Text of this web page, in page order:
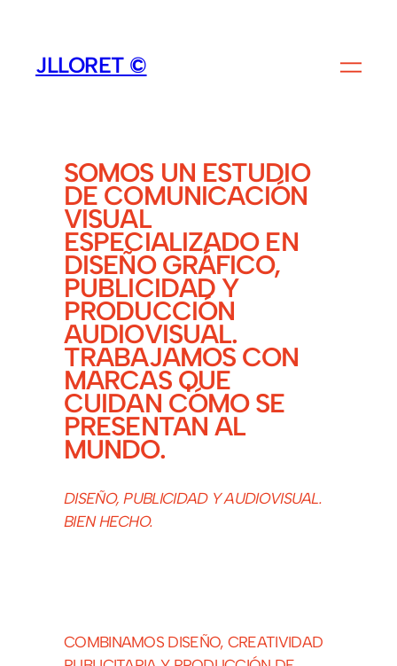
CONTENIDO
JLLORET ©
SOMOS UN ESTUDIO
DE COMUNICACIÓN
VISUAL
ESPECIALIZADO EN
DISEÑO GRÁFICO,
PUBLICIDAD Y
PRODUCCIÓN
AUDIOVISUAL.
TRABAJAMOS CON
MARCAS QUE
CUIDAN CÓMO SE
PRESENTAN AL
MUNDO.
DISEÑO, PUBLICIDAD Y AUDIOVISUAL.
BIEN HECHO.
COMBINAMOS DISEÑO, CREATIVIDAD